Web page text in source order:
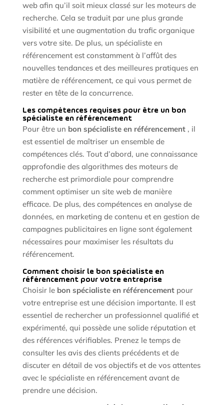
web afin qu’il soit mieux classé sur les moteurs de
recherche. Cela se traduit par une plus grande
visibilité et une augmentation du trafic organique
vers votre site. De plus, un spécialiste en
référencement est constamment à l’affût des
nouvelles tendances et des meilleures pratiques en
matière de référencement, ce qui vous permet de
rester en tête de la concurrence.
Les compétences requises pour être un bon
spécialiste en référencement
Pour être un bon spécialiste en référencement , il
est essentiel de maîtriser un ensemble de
compétences clés. Tout d’abord, une connaissance
approfondie des algorithmes des moteurs de
recherche est primordiale pour comprendre
comment optimiser un site web de manière
efficace. De plus, des compétences en analyse de
données, en marketing de contenu et en gestion de
campagnes publicitaires en ligne sont également
nécessaires pour maximiser les résultats du
référencement.
Comment choisir le bon spécialiste en
référencement pour votre entreprise
Choisir le bon spécialiste en référencement pour
votre entreprise est une décision importante. Il est
essentiel de rechercher un professionnel qualifié et
expérimenté, qui possède une solide réputation et
des références vérifiables. Prenez le temps de
consulter les avis des clients précédents et de
discuter en détail de vos objectifs et de vos attentes
avec le spécialiste en référencement avant de
prendre une décision.